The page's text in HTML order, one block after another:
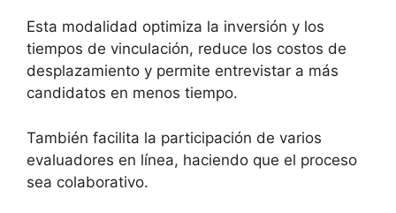
Esta modalidad optimiza la inversión y los
tiempos de vinculación, reduce los costos de
desplazamiento y permite entrevistar a más
candidatos en menos tiempo.
También facilita la participación de varios
evaluadores en línea, haciendo que el proceso
sea colaborativo.